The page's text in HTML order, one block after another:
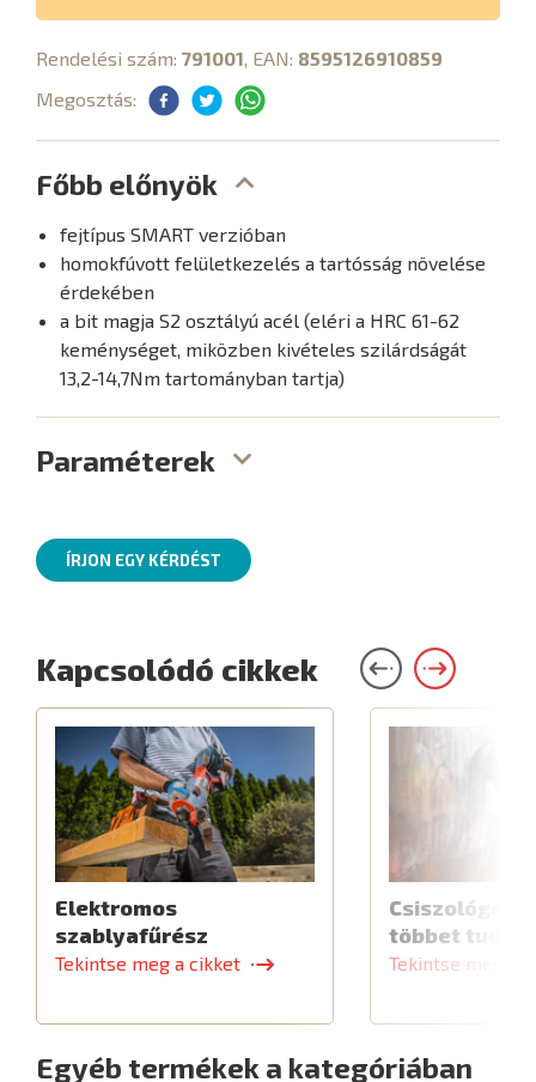
Rendelési szám: 791001 , EAN: 8595126910859
Megosztás:
Főbb előnyök
fejtípus SMART verzióban
homokfúvott felületkezelés a tartósság növelése
érdekében
a bit magja S2 osztályú acél (eléri a HRC 61-62
keménységet, miközben kivételes szilárdságát
13,2-14,7Nm tartományban tartja)
Paraméterek
ÍRJON EGY KÉRDÉST
Kapcsolódó cikkek
Elektromos
szablyafűrész
Tekintse meg a cikket
Csiszológép,
többet tud
Tekintse meg a
Egyéb termékek a kategóriában